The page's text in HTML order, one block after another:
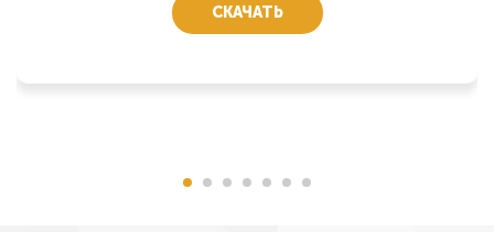
СКАЧАТЬ